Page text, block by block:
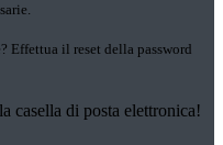
Effettua il reset della password
casella di posta elettronica!